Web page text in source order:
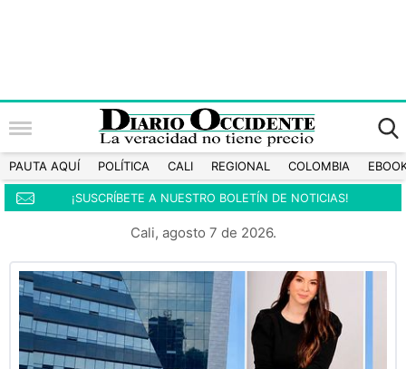
PAUTA AQUÍ POLÍTICA CALI REGIONAL COLOMBIA
¡SUSCRÍBETE A NUESTRO BOLETÍN DE NOTICIAS!
Cali, agosto 7 de 2026.